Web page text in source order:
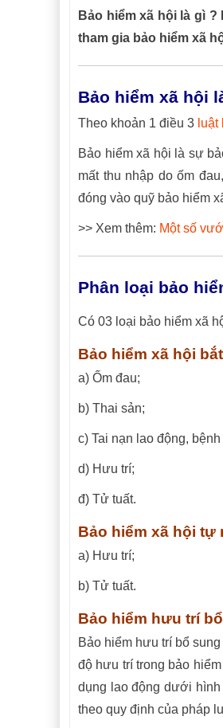
Bảo hiểm xã hội là gì
tham gia bảo hiểm xã
Bảo hiểm xã hội
Theo khoản 1 điều 3
Bảo hiểm xã hội là sự
mất thu nhập do ốm
đóng vào quỹ bảo hiểm
>> Xem thêm: Một số
Phân loại bảo
Có 03 loại bảo hiểm xã
Bảo hiểm xã hội
a) Ốm đau;
b) Thai sản;
c) Tai nạn lao động,
d) Hưu trí;
đ) Tử tuất.
Bảo hiểm xã hội tự
a) Hưu trí;
b) Tử tuất.
Bảo hiểm hưu trí
Bảo hiểm hưu trí bổ
độ hưu trí trong bảo
dụng lao động dưới
theo quy định của pháp